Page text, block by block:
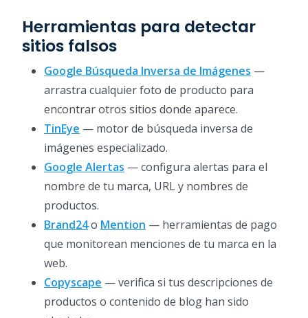
Herramientas para detectar
sitios falsos
Google Búsqueda Inversa de Imágenes —
arrastra cualquier foto de producto para
encontrar otros sitios donde aparece.
TinEye — motor de búsqueda inversa de
imágenes especializado.
Google Alertas — configura alertas para el
nombre de tu marca, URL y nombres de
productos.
Brand24o Mention — herramientas de pago
que monitorean menciones de tu marca en la
web.
Copyscape — verifica si tus descripciones de
productos o contenido de blog han sido